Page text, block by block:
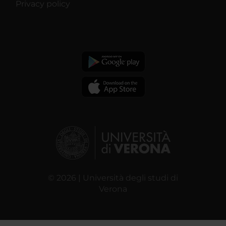
Privacy policy
© 2026 | Università degli studi di
Verona